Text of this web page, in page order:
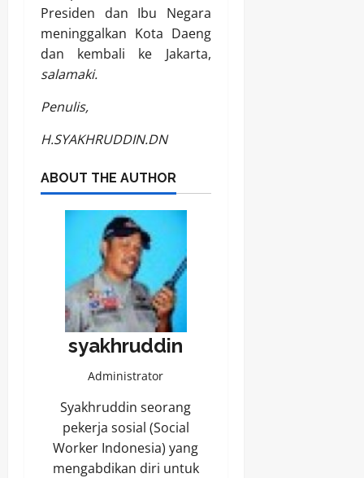
Presiden dan Ibu Negara
meninggalkan Kota Daeng
dan kembali ke Jakarta,
salamaki.
Penulis,
H.SYAKHRUDDIN.DN
ABOUT THE AUTHOR
syakhruddin
Administrator
Syakhruddin seorang
pekerja sosial (Social
Worker Indonesia) yang
mengabdikan diri untuk